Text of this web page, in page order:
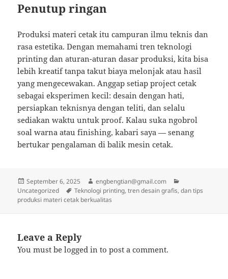
Penutup ringan
Produksi materi cetak itu campuran ilmu teknis dan
rasa estetika. Dengan memahami tren teknologi
printing dan aturan-aturan dasar produksi, kita bisa
lebih kreatif tanpa takut biaya melonjak atau hasil
yang mengecewakan. Anggap setiap project cetak
sebagai eksperimen kecil: desain dengan hati,
persiapkan teknisnya dengan teliti, dan selalu
sediakan waktu untuk proof. Kalau suka ngobrol
soal warna atau finishing, kabari saya — senang
bertukar pengalaman di balik mesin cetak.
Posted
on
September 6, 2025 Author
engbengtian@gmail.com
Uncategorized
Tags
Teknologi printing, tren desain grafis, dan tips
produksi materi cetak berkualitas
Leave a Reply
You must belogged in to post a comment.